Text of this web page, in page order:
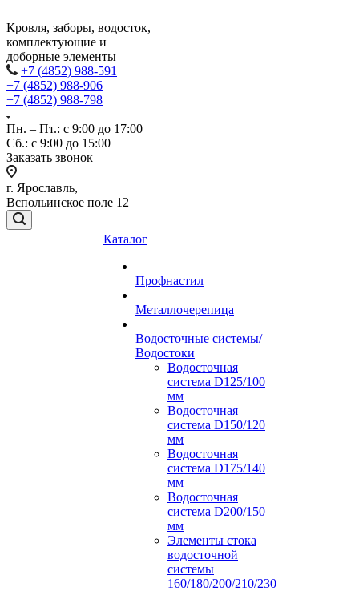
Кровля, заборы, водосток,
комплектующие и
доборные элементы
+7 (4852) 988-591
+7 (4852) 988-906
+7 (4852) 988-798
Пн. – Пт.: с 9:00 до 17:00
Сб.: с 9:00 до 15:00
Заказать звонок
г. Ярославль,
Вспольинское поле 12
Каталог
Профнастил
Металлочерепица
Водосточные системы/
Водостоки
Водосточная
система D125/100
мм
Водосточная
система D150/120
мм
Водосточная
система D175/140
мм
Водосточная
система D200/150
мм
Элементы стока
водосточной
системы
160/180/200/210/230